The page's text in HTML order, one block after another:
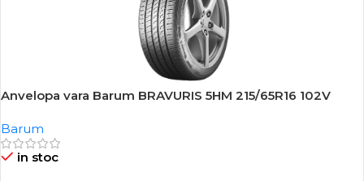
-16%
Anvelopa vara Barum BRAVURIS 5HM 215/65R16 102V
Barum
in stoc